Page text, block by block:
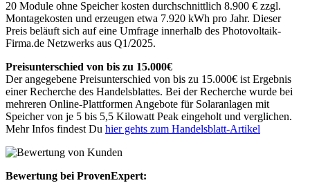
20 Module ohne Speicher kosten durchschnittlich 8.900 € zzgl.
Montagekosten und erzeugen etwa 7.920 kWh pro Jahr. Dieser
Preis beläuft sich auf eine Umfrage innerhalb des Photovoltaik-
Firma.de Netzwerks aus Q1/2025.
Preisunterschied von bis zu 15.000€
Der angegebene Preisunterschied von bis zu 15.000€ ist Ergebnis
einer Recherche des Handelsblattes. Bei der Recherche wurde bei
mehreren Online-Plattformen Angebote für Solaranlagen mit
Speicher von je 5 bis 5,5 Kilowatt Peak eingeholt und verglichen.
Mehr Infos findest Du hier gehts zum Handelsblatt-Artikel
Bewertung bei ProvenExpert: